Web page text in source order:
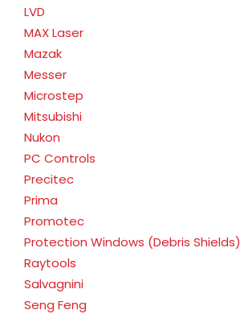
LVD
MAX Laser
Mazak
Messer
Microstep
Mitsubishi
Nukon
PC Controls
Precitec
Prima
Promotec
Protection Windows (Debris Shields)
Raytools
Salvagnini
Seng Feng